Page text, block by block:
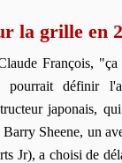
la grille en
François,
pourrait définir
japonais,
Sheene, un
Jr), a choisi de